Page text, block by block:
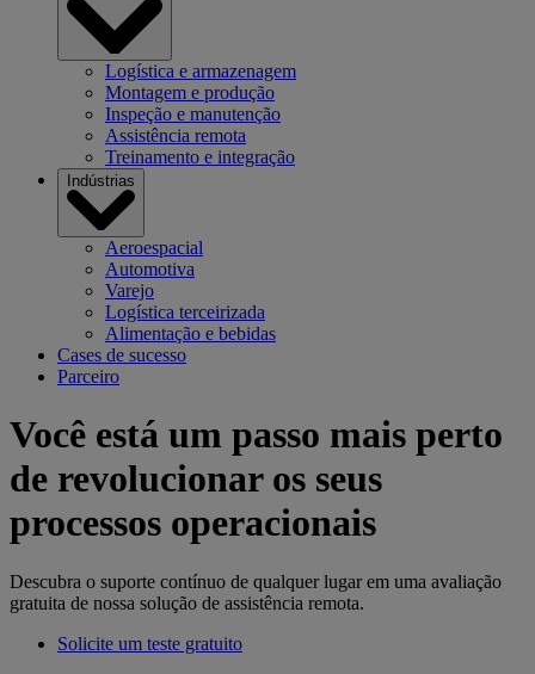
Logística e armazenagem
Montagem e produção
Inspeção e manutenção
Assistência remota
Treinamento e integração
Indústrias
Aeroespacial
Automotiva
Varejo
Logística terceirizada
Alimentação e bebidas
Cases de sucesso
Parceiro
Você está um passo mais perto
de revolucionar os seus
processos operacionais
Descubra o suporte contínuo de qualquer lugar em uma avaliação
gratuita de nossa solução de assistência remota.
Solicite um teste gratuito